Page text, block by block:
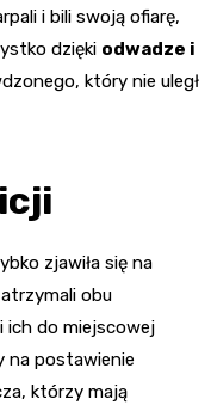
i bili swoją ofiarę,
dzięki odwadze i
który nie uległ
zjawiła się na
obu
ich do miejscowej
na postawienie
którzy mają